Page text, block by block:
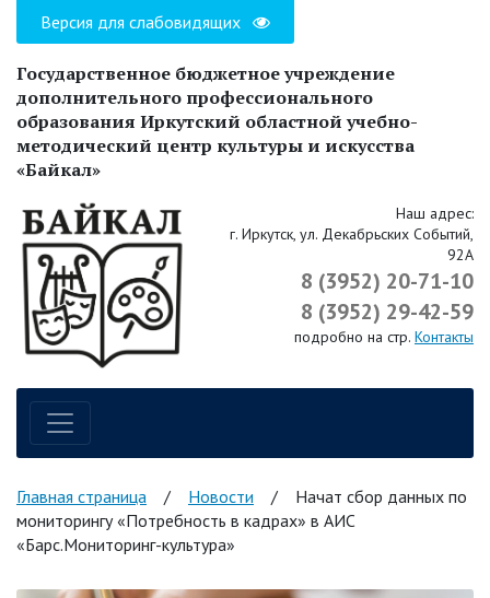
Версия для слабовидящих
Государственное бюджетное учреждение
дополнительного профессионального
образования Иркутский областной учебно-
методический центр культуры и искусства
«Байкал»
Наш адрес:
г. Иркутск, ул. Декабрьских Событий,
92А
8 (3952) 20-71-10
8 (3952) 29-42-59
подробно на стр. Контакты
Навигация по сайту
Главная страница / Новости /
Начат сбор данных по
мониторингу «Потребность в кадрах» в АИС
«Барс.Мониторинг-культура»